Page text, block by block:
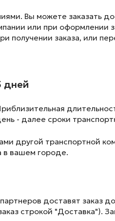
Вы можете заказать
или при оформлении
получении заказа, или
дней
- далее сроки
другой транспортной
в вашем городе.
доставят
строкой "Доставка").